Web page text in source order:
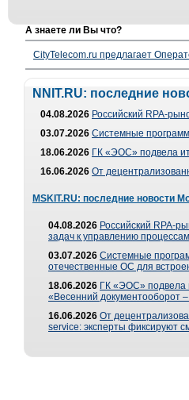
А знаете ли Вы что?
CityTelecom.ru предлагает
NNIT.RU: последние
04.08.2026 Российский RPA-
03.07.2026 Системные
18.06.2026 ГК «ЭОС» подвела
16.06.2026 От
MSKIT.RU: последние новости
04.08.2026 Российский RPA-
задач к управлению
03.07.2026 Системные
отечественные ОС для
18.06.2026 ГК «ЭОС» подвела
«Весенний документооборот
16.06.2026 От
service: эксперты фиксируют